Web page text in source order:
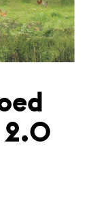
2.0